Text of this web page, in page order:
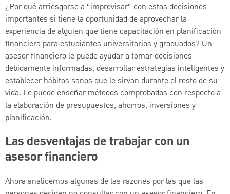
¿Por qué arriesgarse a “improvisar” con estas decisiones
importantes si tiene la oportunidad de aprovechar la
experiencia de alguien que tiene capacitación en planificación
financiera para estudiantes universitarios y graduados? Un
asesor financiero le puede ayudar a tomar decisiones
debidamente informadas, desarrollar estrategias inteligentes y
establecer hábitos sanos que le sirvan durante el resto de su
vida. Le puede enseñar métodos comprobados con respecto a
la elaboración de presupuestos, ahorros, inversiones y
planificación.
Las desventajas de trabajar con un
asesor financiero
Ahora analicemos algunas de las razones por las que las